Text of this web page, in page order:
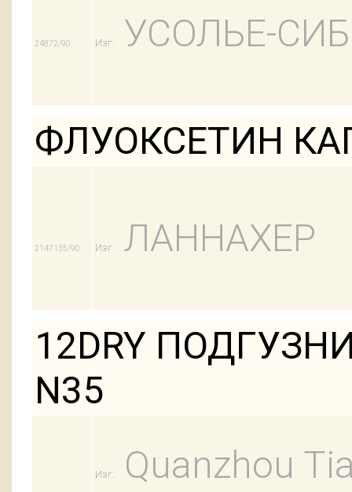
24872/90 Изг: УСОЛЬЕ-
ФЛУОКСЕТИН
2147135/90 Изг: ЛАННАХЕР
12DRY
N35
Изг:
Quanzhou